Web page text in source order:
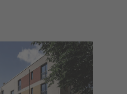
Haus Ostara